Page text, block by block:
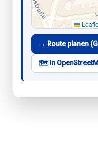
→ Route planen
🗺️ In